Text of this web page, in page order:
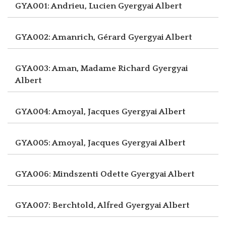
GYA001: Andrieu, Lucien Gyergyai Albert
GYA002: Amanrich, Gérard Gyergyai Albert
GYA003: Aman, Madame Richard Gyergyai
Albert
GYA004: Amoyal, Jacques Gyergyai Albert
GYA005: Amoyal, Jacques Gyergyai Albert
GYA006: Mindszenti Odette Gyergyai Albert
GYA007: Berchtold, Alfred Gyergyai Albert